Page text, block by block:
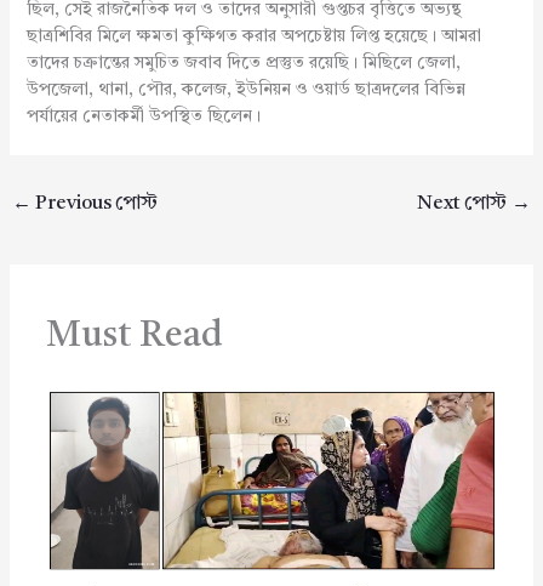
ছিল, সেই রাজনৈতিক দল ও তাদের অনুসারী গুপ্তচর বৃত্তিতে অভ্যন্থ
ছাত্রশিবির মিলে ক্ষমতা কুক্ষিগত করার অপচেষ্টায় লিপ্ত হয়েছে। আমরা
তাদের চক্রান্তের সমুচিত জবাব দিতে প্রস্তুত রয়েছি। মিছিলে জেলা,
উপজেলা, থানা, পৌর, কলেজ, ইউনিয়ন ও ওয়ার্ড ছাত্রদলের বিভিন্ন
পর্যায়ের নেতাকর্মী উপস্থিত ছিলেন।
← Previous পোস্ট Next পোস্ট →
Must Read